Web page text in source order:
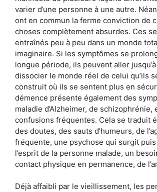
varier d’une personne à une autre.
ont en commun la ferme conviction de
choses complètement absurdes. Ces
entraînés peu à peu dans un monde
imaginaire. Si les symptômes se
longue période, ils peuvent aller
dissocier le monde réel de celui qu’ils
construit où ils se sentent plus en
démence présente également des
maladie d’Alzheimer, de schizophrénie,
confusions fréquentes. Cela se traduit
des doutes, des sauts d’humeurs, de
fréquente, une psychose qui surgit
l’esprit de la personne malade, un
contact physique en permanence, de
Déjà affaibli par le vieillissement, les